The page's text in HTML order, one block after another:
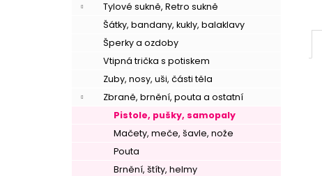
Tylové sukně, Retro sukně
Šátky, bandany, kukly, balaklavy
Šperky a ozdoby
Vtipná trička s potiskem
Zuby, nosy, uši, části těla
Zbraně, brnění, pouta a ostatní
Pistole, pušky, samopaly
Mačety, meče, šavle, nože
Pouta
Brnění, štíty, helmy